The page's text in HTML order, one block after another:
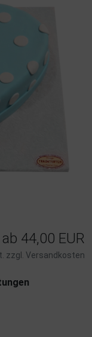
ab 44,00 EUR
zzgl. Versandkosten